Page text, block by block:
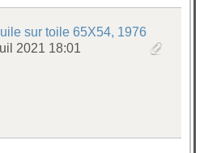
sur toile 65X54, 1976
2021 18:01